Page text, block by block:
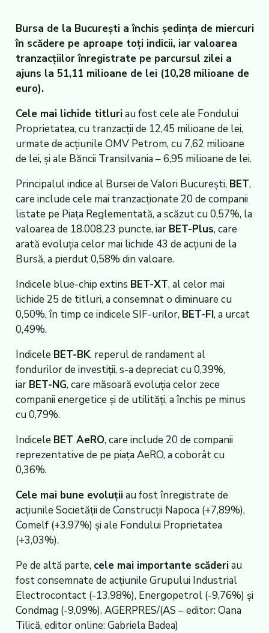
Bursa de la Bucureşti a închis şedinţa de miercuri
în scădere pe aproape toţi indicii, iar valoarea
tranzacţiilor înregistrate pe parcursul zilei a
ajuns la 51,11 milioane de lei (10,28 milioane de
euro).
Cele mai lichide titluriau fost cele ale Fondului
Proprietatea, cu tranzacţii de 12,45 milioane de lei,
urmate de acţiunile OMV Petrom, cu 7,62 milioane
de lei, şi ale Băncii Transilvania – 6,95 milioane de lei.
Principalul indice al Bursei de Valori Bucureşti, BET,
care include cele mai tranzacţionate 20 de companii
listate pe Piaţa Reglementată, a scăzut cu 0,57%, la
valoarea de 18.008,23 puncte, iar BET-Plus, care
arată evoluţia celor mai lichide 43 de acţiuni de la
Bursă, a pierdut 0,58% din valoare.
Indicele blue-chip extins BET-XT, al celor mai
lichide 25 de titluri, a consemnat o diminuare cu
0,50%, în timp ce indicele SIF-urilor, BET-FI, a urcat
0,49%.
Indicele BET-BK, reperul de randament al
fondurilor de investiţii, s-a depreciat cu 0,39%,
iar BET-NG, care măsoară evoluţia celor zece
companii energetice şi de utilităţi, a închis pe minus
cu 0,79%.
Indicele BET AeRO, care include 20 de companii
reprezentative de pe piaţa AeRO, a coborât cu
0,36%.
Cele mai bune evoluţiiau fost înregistrate de
acţiunile Societăţii de Construcţii Napoca (+7,89%),
Comelf (+3,97%) şi ale Fondului Proprietatea
(+3,03%).
Pe de altă parte, cele mai importante scăderiau
fost consemnate de acţiunile Grupului Industrial
Electrocontact (-13,98%), Energopetrol (-9,76%) şi
Condmag (-9,09%). AGERPRES/(AS – editor: Oana
Tilică, editor online: Gabriela Badea)